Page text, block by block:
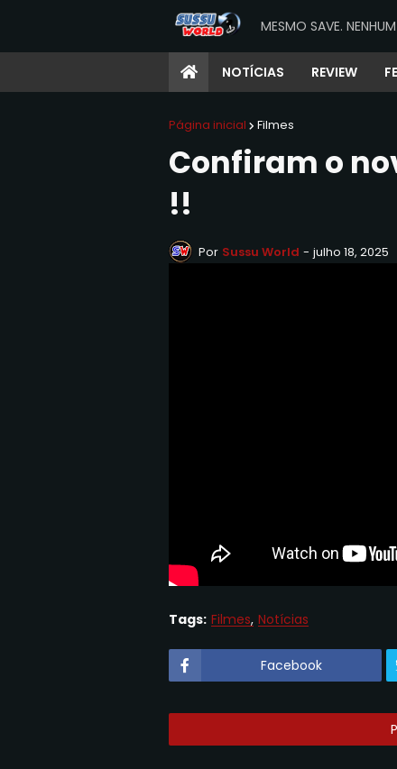
MESMO SAVE.
NOTÍCIAS REVIEW
Página inicial Filmes
Confiram o
!!
Por Sussu World - julho 18, 2025
Tags: Filmes Notícias
Facebook